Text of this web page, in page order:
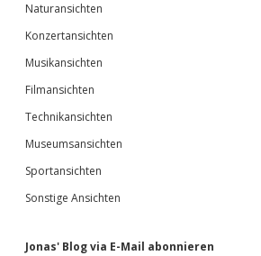
Naturansichten
Konzertansichten
Musikansichten
Filmansichten
Technikansichten
Museumsansichten
Sportansichten
Sonstige Ansichten
Jonas' Blog via E-Mail abonnieren